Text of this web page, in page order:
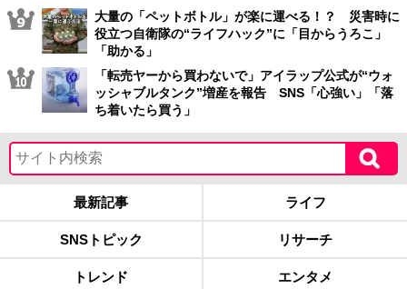
大量の「ペットボトル」が楽に運べる！？ 災害時に
役立つ自衛隊の“ライフハック”に「目からうろこ」
「助かる」
「転売ヤーから買わないで」アイラップ公式が“ウォ
ッシャブルタンク”増産を報告 SNS「心強い」「落
ち着いたら買う」
最新記事 ライフ
SNSトピック リサーチ
トレンド エンタメ